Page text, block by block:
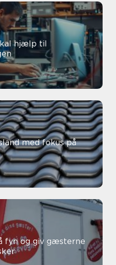
med fokus på
fyn og giv gæsterne